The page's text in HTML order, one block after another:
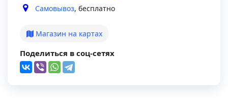
Самовывоз, бесплатно
Магазин на картах
Поделиться в соц-сетях